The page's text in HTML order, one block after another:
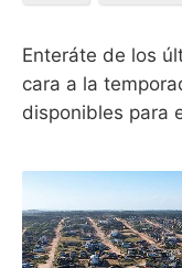
Enteráte de los
cara a la
disponibles para